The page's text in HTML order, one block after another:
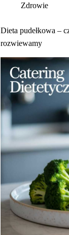
Zdrowie
Dieta pudełkowa –
rozwiewamy